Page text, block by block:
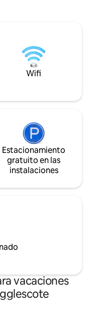
y
Wifi
Estacionamiento
gratuito en las
instalaciones
vacaciones